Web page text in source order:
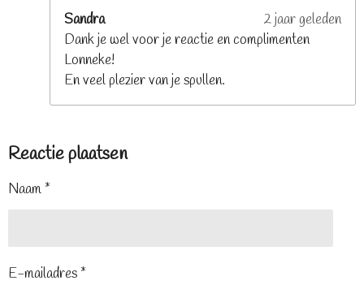
Sandra
2 jaar geleden
Dank je wel voor je reactie en complimenten
Lonneke!
En veel plezier van je spullen.
Reactie plaatsen
Naam *
E-mailadres *